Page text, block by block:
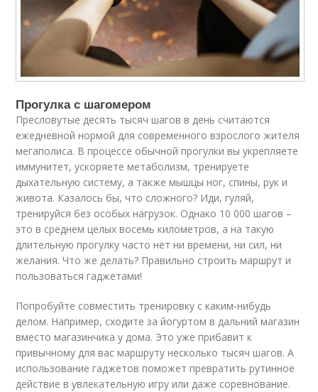
Прогулка с шагомером
Пресловутые десять тысяч шагов в день считаются
ежедневной нормой для современного взрослого жителя
мегаполиса. В процессе обычной прогулки вы укрепляете
иммунитет, ускоряете метаболизм, тренируете
дыхательную систему, а также мышцы ног, спины, рук и
живота. Казалось бы, что сложного? Иди, гуляй,
тренируйся без особых нагрузок. Однако 10 000 шагов –
это в среднем целых восемь километров, а на такую
длительную прогулку часто нет ни времени, ни сил, ни
желания. Что же делать? Правильно строить маршрут и
пользоваться гаджетами!
Попробуйте совместить тренировку с каким-нибудь
делом. Например, сходите за йогуртом в дальний магазин
вместо магазинчика у дома. Это уже прибавит к
привычному для вас маршруту несколько тысяч шагов. А
использование гаджетов поможет превратить рутинное
действие в увлекательную игру или даже соревнование.